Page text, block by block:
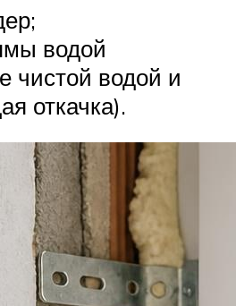
водой
чистой водой и
откачка).